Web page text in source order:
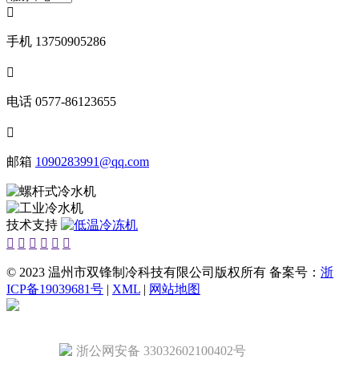

手机 13750905286

电话 0577-86123655

邮箱 1090283991@qq.com
技术支持
     
© 2023 温州市双锋制冷科技有限公司版权所有 备案号： 浙
ICP备19039681号 | XML | 网站地图
浙公网安备 33032602100402号